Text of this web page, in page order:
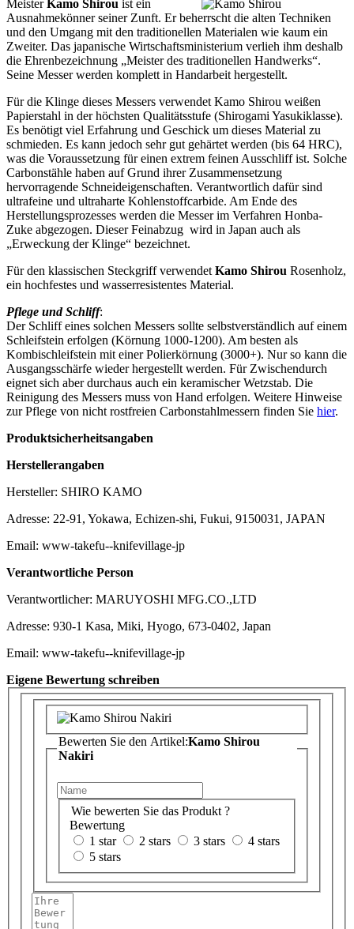
Meister Kamo Shirou ist ein
Ausnahmekönner seiner Zunft. Er beherrscht die alten Techniken
und den Umgang mit den traditionellen Materialen wie kaum ein
Zweiter. Das japanische Wirtschaftsministerium verlieh ihm deshalb
die Ehrenbezeichnung „Meister des traditionellen Handwerks“.
Seine Messer werden komplett in Handarbeit hergestellt.
Für die Klinge dieses Messers verwendet Kamo Shirou weißen
Papierstahl in der höchsten Qualitätsstufe (Shirogami Yasukiklasse).
Es benötigt viel Erfahrung und Geschick um dieses Material zu
schmieden. Es kann jedoch sehr gut gehärtet werden (bis 64 HRC),
was die Voraussetzung für einen extrem feinen Ausschliff ist. Solche
Carbonstähle haben auf Grund ihrer Zusammensetzung
hervorragende Schneideigenschaften. Verantwortlich dafür sind
ultrafeine und ultraharte Kohlenstoffcarbide. Am Ende des
Herstellungsprozesses werden die Messer im Verfahren Honba-
Zuke abgezogen. Dieser Feinabzug wird in Japan auch als
„Erweckung der Klinge“ bezeichnet.
Für den klassischen Steckgriff verwendet Kamo Shirou Rosenholz,
ein hochfestes und wasserresistentes Material.
Pflege und Schliff:
Der Schliff eines solchen Messers sollte selbstverständlich auf einem
Schleifstein erfolgen (Körnung 1000-1200). Am besten als
Kombischleifstein mit einer Polierkörnung (3000+). Nur so kann die
Ausgangsschärfe wieder hergestellt werden. Für Zwischendurch
eignet sich aber durchaus auch ein keramischer Wetzstab. Die
Reinigung des Messers muss von Hand erfolgen. Weitere Hinweise
zur Pflege von nicht rostfreien Carbonstahlmessern finden Sie hier.
Produktsicherheitsangaben
Herstellerangaben
Hersteller: SHIRO KAMO
Adresse: 22-91, Yokawa, Echizen-shi, Fukui, 9150031, JAPAN
Email: www-takefu--knifevillage-jp
Verantwortliche Person
Verantwortlicher: MARUYOSHI MFG.CO.,LTD
Adresse: 930-1 Kasa, Miki, Hyogo, 673-0402, Japan
Email: www-takefu--knifevillage-jp
Eigene Bewertung schreiben
Bewerten Sie den Artikel:Kamo Shirou
Nakiri
Wie bewerten Sie das Produkt ?
Bewertung
1 star
2 stars 3 stars
4 stars
5 stars